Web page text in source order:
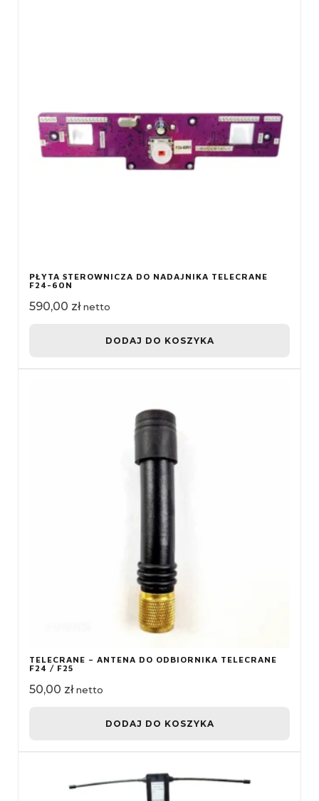
PŁYTA STEROWNICZA DO NADAJNIKA TELECRANE
F24-60N
590,00 zł netto
DODAJ DO KOSZYKA
TELECRANE – ANTENA DO ODBIORNIKA TELECRANE
F24 / F25
50,00 zł netto
DODAJ DO KOSZYKA